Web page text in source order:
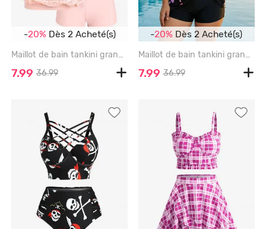
-20% Dès 2 Acheté(s)
Maillot de bain tankini grande taille à empiècements en dentelle et jambes courtes, style blouson double. - LIGHT PINK - 1X | US 14-16
7.99 36.99
-20% Dès 2 Acheté(s)
Maillot de bain tankini grande taille à imprimé pétales de fleurs, coupe shorty (bretelles réglables) - BLACK - 1X | US 14-16
7.99 36.99